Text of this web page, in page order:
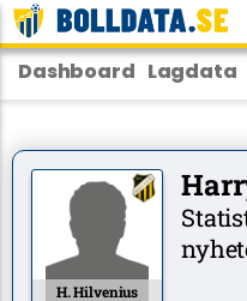
Dashboard Lagdata
H. Hilvenius